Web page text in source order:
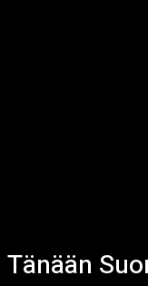
Tänään